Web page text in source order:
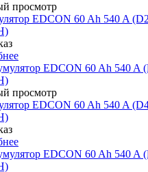
просмотр
EDCON 60 Ah 540 A
просмотр
EDCON 60 Ah 540 A